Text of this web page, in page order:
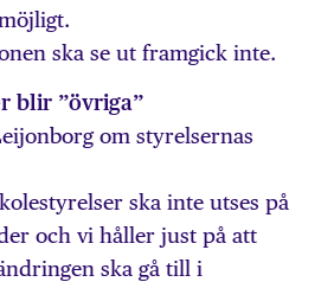
ska se ut framgick inte.
blir ”övriga”
om styrelsernas
ska inte utses på
och vi håller just på att
ska gå till i